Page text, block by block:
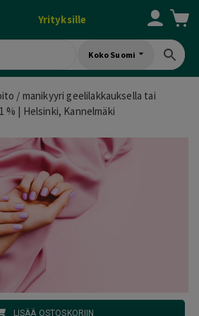
Yrityksille
Koko Suomi
/ manikyyri geelilakkauksella tai
% | Helsinki, Kannelmäki
LISÄÄ OSTOSKORIIN